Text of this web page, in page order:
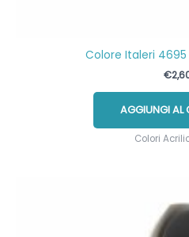
Colore Italeri 4695
€
AGGIUNGI AL
Colori